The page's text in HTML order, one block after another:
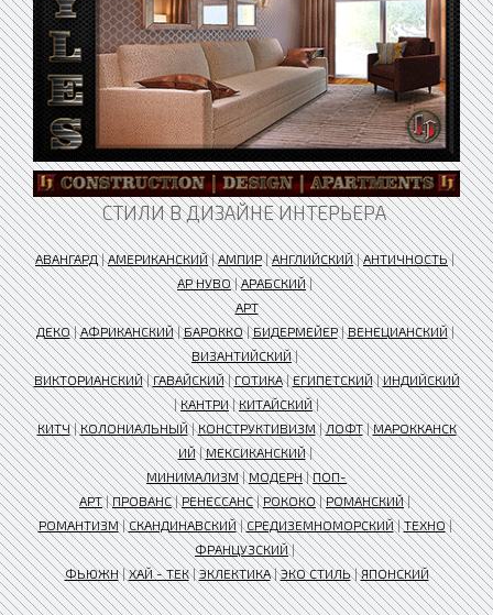
СТИЛИ В ДИЗАЙНЕ ИНТЕРЬЕРА
АВАНГАРД|АМЕРИКАНСКИЙ|АМПИР|АНГЛИЙСКИЙ|АНТИЧНОСТЬ|
АР НУВО|АРАБСКИЙ|
АРТ
ДЕКО|АФРИКАНСКИЙ|БАРОККО|БИДЕРМЕЙЕР|ВЕНЕЦИАНСКИЙ|
ВИЗАНТИЙСКИЙ|
ВИКТОРИАНСКИЙ|ГАВАЙСКИЙ|ГОТИКА|ЕГИПЕТСКИЙ|ИНДИЙСКИЙ
|КАНТРИ|КИТАЙСКИЙ|
КИТЧ|КОЛОНИАЛЬНЫЙ|КОНСТРУКТИВИЗМ|ЛОФТ|МАРОККАНСК
ИЙ|МЕКСИКАНСКИЙ|
МИНИМАЛИЗМ|МОДЕРН|ПОП-
АРТ|ПРОВАНС|РЕНЕССАНС|РОКОКО|РОМАНСКИЙ|
РОМАНТИЗМ|СКАНДИНАВСКИЙ|СРЕДИЗЕМНОМОРСКИЙ|ТЕХНО|
ФРАНЦУЗСКИЙ|
ФЬЮЖН|ХАЙ - ТЕК|ЭКЛЕКТИКА|ЭКО СТИЛЬ|ЯПОНСКИЙ